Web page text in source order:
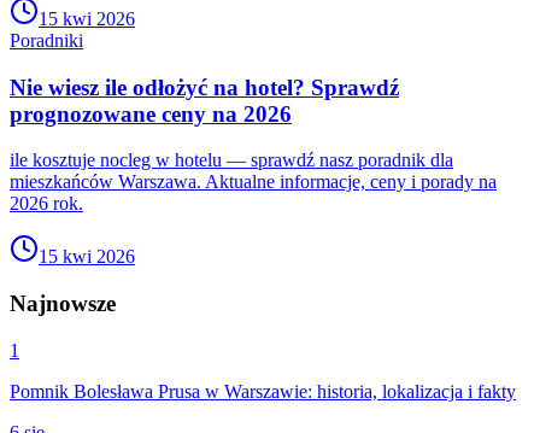
15 kwi 2026
Poradniki
Nie wiesz ile odłożyć na hotel? Sprawdź
prognozowane ceny na 2026
ile kosztuje nocleg w hotelu — sprawdź nasz poradnik dla
mieszkańców Warszawa. Aktualne informacje, ceny i porady na
2026 rok.
15 kwi 2026
Najnowsze
1
Pomnik Bolesława Prusa w Warszawie: historia, lokalizacja i fakty